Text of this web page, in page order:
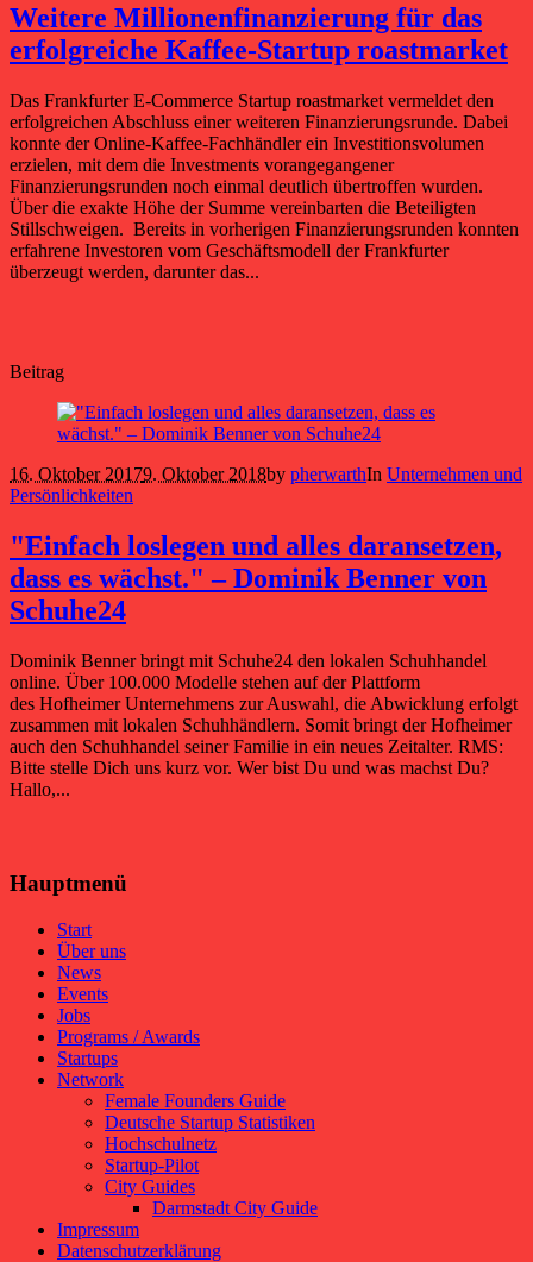
Weitere Millionenfinanzierung für das
erfolgreiche Kaffee-Startup roastmarket
Das Frankfurter E-Commerce Startup roastmarket vermeldet den
erfolgreichen Abschluss einer weiteren Finanzierungsrunde. Dabei
konnte der Online-Kaffee-Fachhändler ein Investitionsvolumen
erzielen, mit dem die Investments vorangegangener
Finanzierungsrunden noch einmal deutlich übertroffen wurden.
Über die exakte Höhe der Summe vereinbarten die Beteiligten
Stillschweigen. Bereits in vorherigen Finanzierungsrunden konnten
erfahrene Investoren vom Geschäftsmodell der Frankfurter
überzeugt werden, darunter das...
Beitrag
16. Oktober 20179. Oktober 2018by pherwarthIn Unternehmen und
Persönlichkeiten
"Einfach loslegen und alles daransetzen,
dass es wächst." – Dominik Benner von
Schuhe24
Dominik Benner bringt mit Schuhe24 den lokalen Schuhhandel
online. Über 100.000 Modelle stehen auf der Plattform
des Hofheimer Unternehmens zur Auswahl, die Abwicklung erfolgt
zusammen mit lokalen Schuhhändlern. Somit bringt der Hofheimer
auch den Schuhhandel seiner Familie in ein neues Zeitalter. RMS:
Bitte stelle Dich uns kurz vor. Wer bist Du und was machst Du?
Hallo,...
Hauptmenü
Start
Über uns
News
Events
Jobs
Programs / Awards
Startups
Network
Female Founders Guide
Deutsche Startup Statistiken
Hochschulnetz
Startup-Pilot
City Guides
Darmstadt City Guide
Impressum
Datenschutzerklärung